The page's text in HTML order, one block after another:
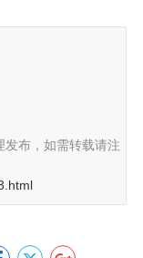
发布，如需转载请注